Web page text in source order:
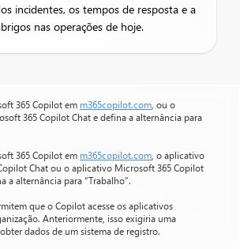
incidentes, os tempos de resposta e a
nas operações de hoje.
365 Copilot em m365copilot.com , ou o
365 Copilot Chat e defina a alternância para
365 Copilot em m365copilot.com , o aplicativo
Chat ou o aplicativo Microsoft 365 Copilot
a alternância para “Trabalho”.
que o Copilot acesse os aplicativos
Anteriormente, isso exigiria uma
dados de um sistema de registro.